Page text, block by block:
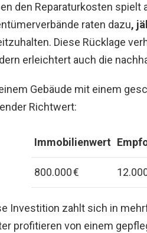
den Reparaturkosten spielt
raten dazu,
Diese Rücklage
erleichtert auch die
Gebäude mit einem
Richtwert:
Immobilienwert
800.000 €
Investition zahlt sich in
profitieren von einem